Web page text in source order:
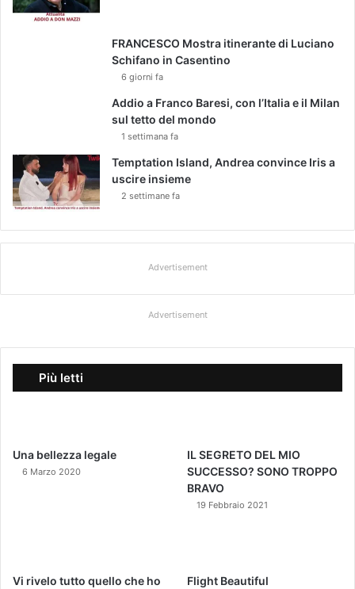
FRANCESCO Mostra itinerante di Luciano
Schifano in Casentino
6 giorni fa
Addio a Franco Baresi, con l’Italia e il Milan
sul tetto del mondo
1 settimana fa
Temptation Island, Andrea convince Iris a
uscire insieme
2 settimane fa
Advertisement
Advertisement
Più letti
Una bellezza legale
6 Marzo 2020
IL SEGRETO DEL MIO
SUCCESSO? SONO TROPPO
BRAVO
19 Febbraio 2021
Vi rivelo tutto quello che ho
Flight Beautiful